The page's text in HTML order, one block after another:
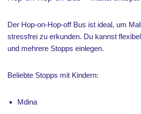
Der Hop-on-Hop-off Bus ist ideal, um
stressfrei zu erkunden. Du kannst
und mehrere Stopps einlegen.
Beliebte Stopps mit Kindern:
Mdina